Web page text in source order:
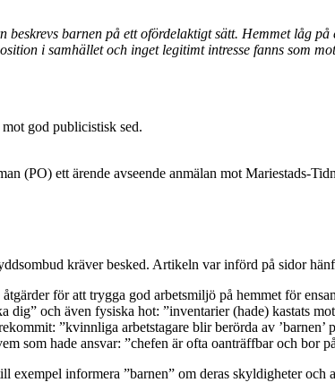
barnen på ett ofördelaktigt sätt. Hemmet låg
i samhället och inget legitimt intresse fanns som
god publicistisk sed.
(PO) ett ärende avseende anmälan mot Mariestads-
kräver besked. Artikeln var införd på sidor
för att trygga god arbetsmiljö på hemmet för
och även fysiska hot: ”inventarier (hade) kastats
”kvinnliga arbetstagare blir berörda av
som hade ansvar: ”chefen är ofta oanträffbar och bor
informera ”barnen” om deras skyldigheter och